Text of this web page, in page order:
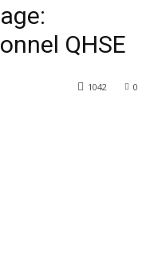
QHSE
0
1042